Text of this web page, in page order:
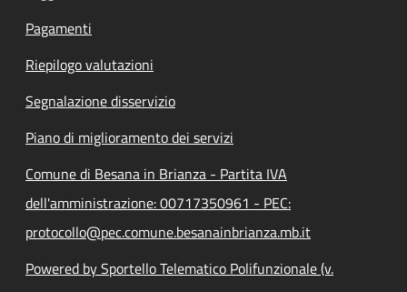
Pagamenti
Riepilogo valutazioni
Segnalazione disservizio
Piano di miglioramento dei servizi
Comune di Besana in Brianza - Partita IVA
dell'amministrazione: 00717350961 - PEC:
protocollo@pec.comune.besanainbrianza.mb.it
Powered by Sportello Telematico Polifunzionale (v.